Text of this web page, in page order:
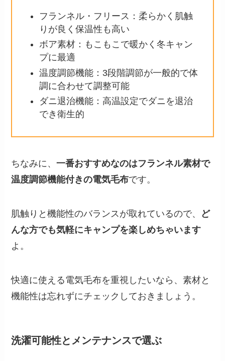
フランネル・フリース：柔らかく肌触
りが良く保温性も高い
ボア素材：もこもこで暖かく冬キャン
プに最適
温度調節機能：3段階調節が一般的で体
調に合わせて調整可能
ダニ退治機能：高温設定でダニを退治
でき衛生的
ちなみに、一番おすすめなのはフランネル素材で
温度調節機能付きの電気毛布です。
肌触りと機能性のバランスが取れているので、
ど
んな方でも気軽にキャンプを楽しめちゃいます
よ。
快適に使える電気毛布を重視したいなら、素材と
機能性は忘れずにチェックしておきましょう。
洗濯可能性とメンテナンスで選ぶ